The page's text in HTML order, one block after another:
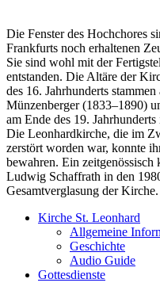
Die Fenster des Hochchores
Frankfurts noch erhaltenen
Sie sind wohl mit der
entstanden. Die Altäre der
des 16. Jahrhunderts
Münzenberger (1833–1890)
am Ende des 19.
Die Leonhardkirche, die im
zerstört worden war, konnte
bewahren. Ein zeitgenössisch
Ludwig Schaffrath in den
Gesamtverglasung der Kirche.
Kirche St. Leonhard
Allgemeine
Geschichte
Audio Guide
Gottesdienste